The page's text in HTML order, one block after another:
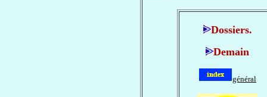
Dossiers.
Demain
général